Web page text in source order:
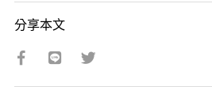
分享本文